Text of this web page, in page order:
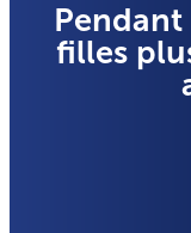
filles